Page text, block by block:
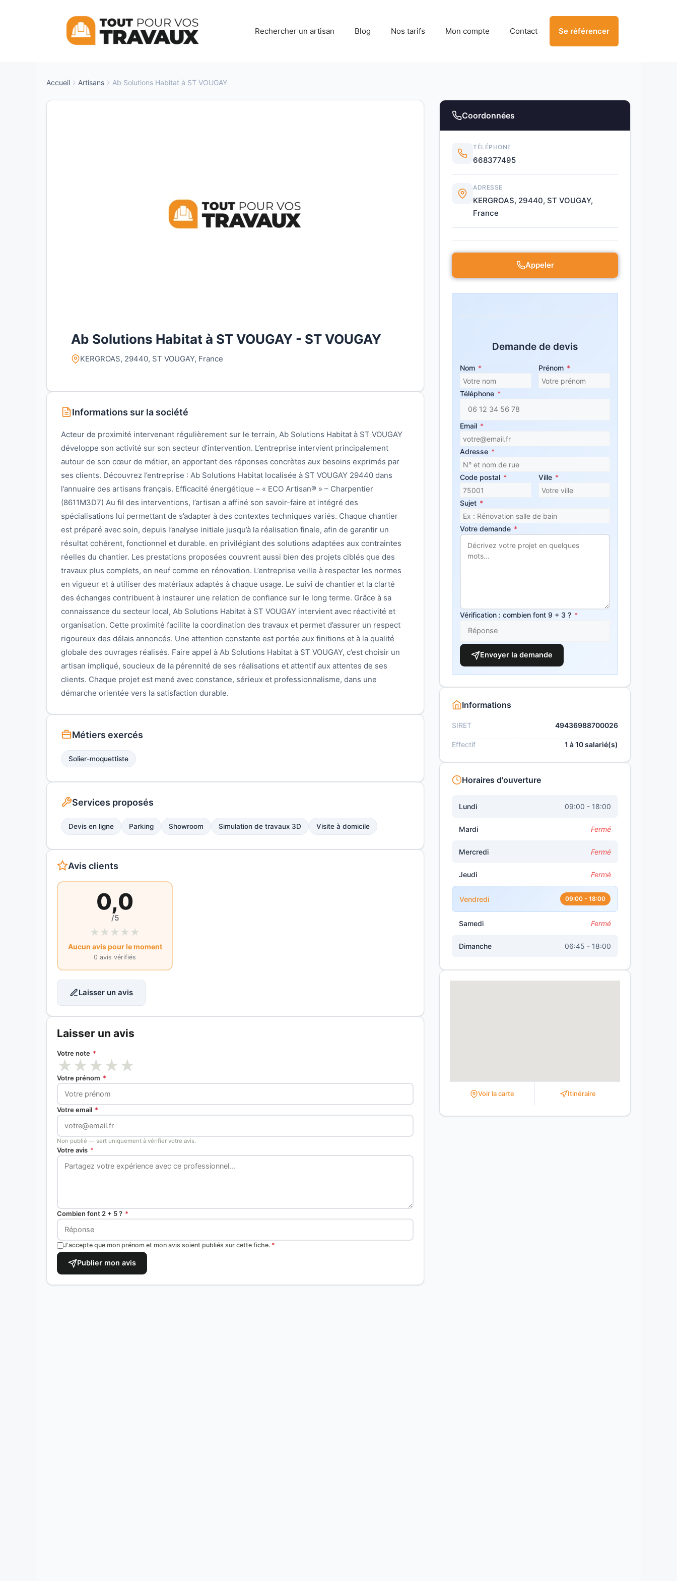
Rechercher un artisan Blog Nos tarifs Mon compte Contact Se référencer
Accueil Artisans Ab Solutions Habitat à ST VOUGAY
Ab Solutions Habitat à ST VOUGAY - ST VOUGAY
KERGROAS, 29440, ST VOUGAY, France
Informations sur la société
Acteur de proximité intervenant régulièrement sur le terrain, Ab Solutions Habitat à ST VOUGAY
développe son activité sur son secteur d’intervention. L’entreprise intervient principalement
autour de son cœur de métier, en apportant des réponses concrètes aux besoins exprimés par
ses clients. Découvrez l’entreprise : Ab Solutions Habitat localisée à ST VOUGAY 29440 dans
l’annuaire des artisans français. Efficacité énergétique – « ECO Artisan® » – Charpentier
(8611M3D7) Au fil des interventions, l’artisan a affiné son savoir-faire et intégré des
spécialisations lui permettant de s’adapter à des contextes techniques variés. Chaque chantier
est préparé avec soin, depuis l’analyse initiale jusqu’à la réalisation finale, afin de garantir un
résultat cohérent, fonctionnel et durable. en privilégiant des solutions adaptées aux contraintes
réelles du chantier. Les prestations proposées couvrent aussi bien des projets ciblés que des
travaux plus complets, en neuf comme en rénovation. L’entreprise veille à respecter les normes
en vigueur et à utiliser des matériaux adaptés à chaque usage. Le suivi de chantier et la clarté
des échanges contribuent à instaurer une relation de confiance sur le long terme. Grâce à sa
connaissance du secteur local, Ab Solutions Habitat à ST VOUGAY intervient avec réactivité et
organisation. Cette proximité facilite la coordination des travaux et permet d’assurer un respect
rigoureux des délais annoncés. Une attention constante est portée aux finitions et à la qualité
globale des ouvrages réalisés. Faire appel à Ab Solutions Habitat à ST VOUGAY, c’est choisir un
artisan impliqué, soucieux de la pérennité de ses réalisations et attentif aux attentes de ses
clients. Chaque projet est mené avec constance, sérieux et professionnalisme, dans une
démarche orientée vers la satisfaction durable.
Métiers exercés
Solier-moquettiste
Services proposés
Devis en ligne Parking Showroom Simulation de travaux 3D Visite à domicile
Avis clients
0,0
/5
★ ★ ★ ★ ★
Aucun avis pour le moment
0 avis vérifiés
Laisser un avis
Laisser un avis
Votre note *
★★★★★
Votre prénom *
Votre email *
Non publié — sert uniquement à vérifier votre avis.
Votre avis *
Combien font 2 + 5 ? *
J'accepte que mon prénom et mon avis soient publiés sur cette fiche. *
Publier mon avis
Coordonnées
TÉLÉPHONE
668377495
ADRESSE
KERGROAS, 29440, ST VOUGAY,
France
Appeler
Demande de devis
Nom * Prénom *
Téléphone *
Email *
Adresse *
Code postal * Ville *
Sujet *
Votre demande *
Vérification : combien font 9 + 3 ? *
Envoyer la demande
Informations
SIRET 49436988700026
Effectif 1 à 10 salarié(s)
Horaires d'ouverture
Lundi 09:00 - 18:00
Mardi Fermé
Mercredi Fermé
Jeudi Fermé
Vendredi 09:00 - 18:00
Samedi Fermé
Dimanche 06:45 - 18:00
Voir la carte Itinéraire